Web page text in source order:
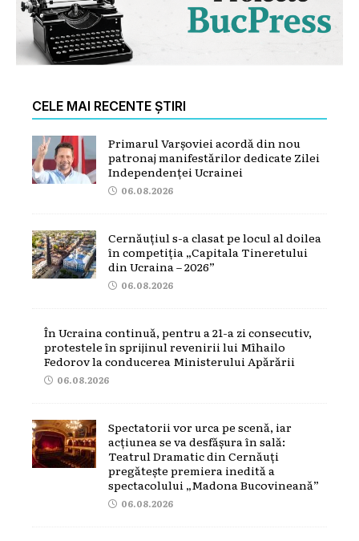
CELE MAI RECENTE ȘTIRI
Primarul Varșoviei acordă din nou
patronaj manifestărilor dedicate Zilei
Independenței Ucrainei
06.08.2026
Cernăuțiul s-a clasat pe locul al doilea
în competiția „Capitala Tineretului
din Ucraina – 2026”
06.08.2026
În Ucraina continuă, pentru a 21-a zi consecutiv,
protestele în sprijinul revenirii lui Mîhailo
Fedorov la conducerea Ministerului Apărării
06.08.2026
Spectatorii vor urca pe scenă, iar
acțiunea se va desfășura în sală:
Teatrul Dramatic din Cernăuți
pregătește premiera inedită a
spectacolului „Madona Bucovineană”
06.08.2026